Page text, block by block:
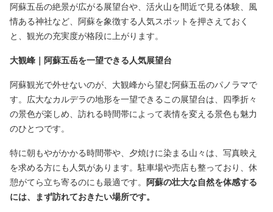
阿蘇五岳の絶景が広がる展望台や、活火山を間近で見る体験、風
情ある神社など、阿蘇を象徴する人気スポットを押さえておく
と、観光の充実度が格段に上がります。
大観峰｜阿蘇五岳を一望できる人気展望台
阿蘇観光で外せないのが、大観峰から望む阿蘇五岳のパノラマで
す。広大なカルデラの地形を一望できるこの展望台は、四季折々
の景色が楽しめ、訪れる時間帯によって表情を変える景色も魅力
のひとつです。
特に朝もやがかかる時間帯や、夕焼けに染まる山々は、写真映え
を求める方にも人気があります。駐車場や売店も整っており、休
憩がてら立ち寄るのにも最適です。
阿蘇の壮大な自然を体感する
には、まず訪れておきたい場所です。